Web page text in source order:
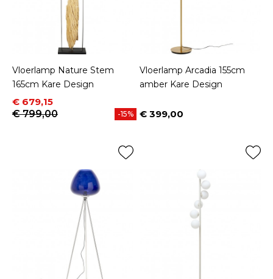
Vloerlamp Nature Stem
165cm Kare Design
Prijs
€ 679,15
Normale prijs
€ 799,00
-15%
Vloerlamp Arcadia 155cm
amber Kare Design
Prijs
€ 399,00